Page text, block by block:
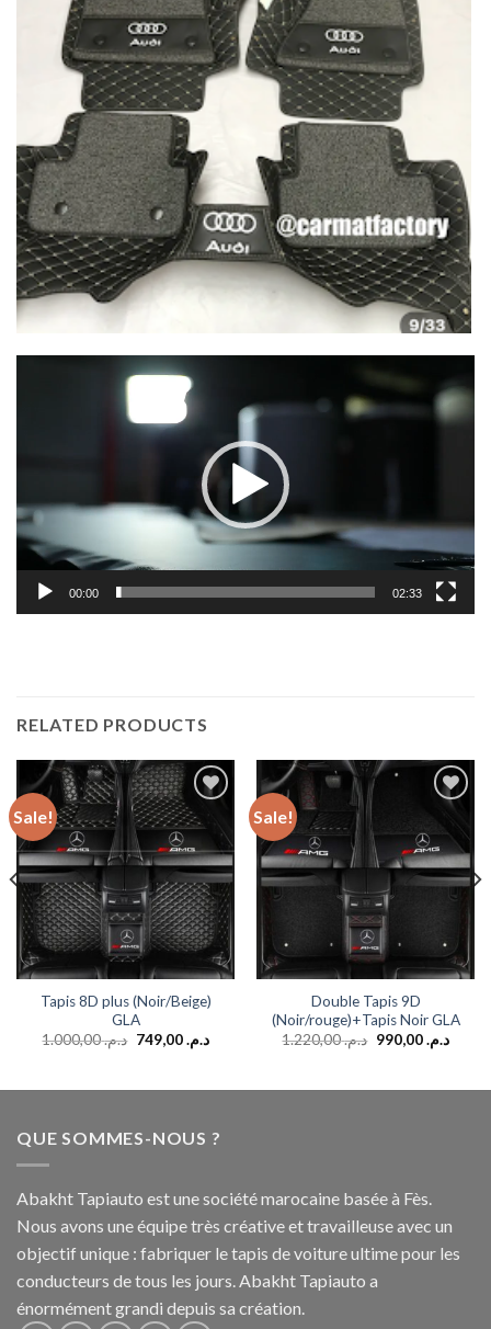
00:00 02:33
RELATED PRODUCTS
Sale!
Add to
wishlist
Tapis 8D plus (Noir/Beige)
GLA
د.م.1.000,00 د.م.749,00
Sale!
wishlist
Double Tapis 9D
(Noir/rouge)+Tapis Noir GLA
د.م.1.220,00 د.م.990,00
QUE SOMMES-NOUS ?
Abakht Tapiauto est une société marocaine basée à Fès.
Nous avons une équipe très créative et travailleuse avec un
objectif unique : fabriquer le tapis de voiture ultime pour les
conducteurs de tous les jours. Abakht Tapiauto a
énormément grandi depuis sa création.